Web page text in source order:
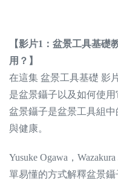
【影片1：盆景工具基礎
用？】
在這集 盆景工具基礎 影
是盆景鑷子以及如何使用
盆景鑷子是盆景工具組
與健康。
Yusuke Ogawa，
單易懂的方式解釋盆景鑷